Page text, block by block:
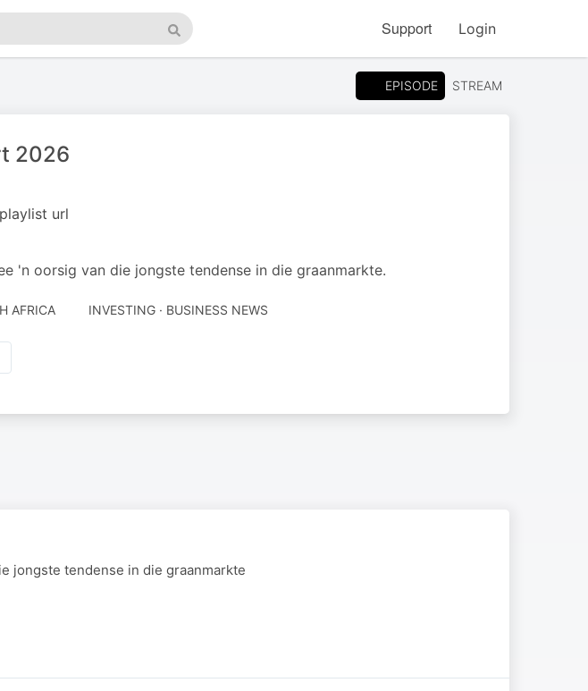
Search
Support Login
EPISODE STREAM
2026
url
'n oorsig van die jongste tendense in die graanmarkte.
AFRICA INVESTING · BUSINESS NEWS
jongste tendense in die graanmarkte